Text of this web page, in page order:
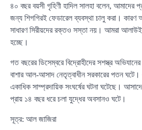
৪০ বছর বয়সী গৃহিণী হাদিল সালহা বলেন, আমাদের
জন্য শিগগিরই ফেডারেল ব্যবস্থা চালু করা।
সাধারণ সিরীয়দের রক্তও সস্তা নয়। আমরা
হচ্ছে।
গত বছরের ডিসেম্বরে বিদ্রোহীদের সশস্ত্র অভিযানের
বাশার আল-আসাদ নেতৃত্বাধীন সরকারের পতন ঘটে।
একাধিক সাম্প্রদায়িক সংঘর্ষের ঘটনা ঘটেছে।
প্রায় ১৪ বছর ধরে চলা যুদ্ধের অবসানও ঘটে।
সূত্র: আল জাজিরা